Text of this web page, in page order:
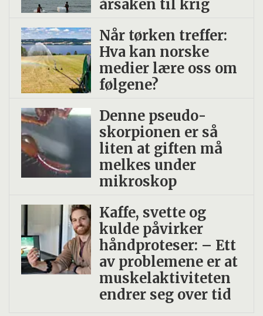
årsaken til krig
Når tørken treffer:
Hva kan norske
medier lære oss om
følgene?
Denne pseudo­
skorpionen er så
liten at giften må
melkes under
mikroskop
Kaffe, svette og
kulde påvirker
håndproteser: – Ett
av problemene er at
muskelaktiviteten
endrer seg over tid